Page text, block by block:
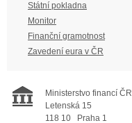
Státní pokladna
Monitor
Finanční gramotnost
Zavedení eura v ČR
Ministerstvo financí ČR
Letenská 15
118 10
Praha 1